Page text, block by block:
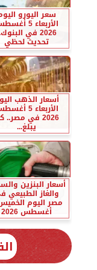
سعر اليورو
الأربعاء 5
2026 في
تحديث لحظي
أسعار الذهب
الأربعاء 5
2026 في مصر..
يبلغ...
أسعار البنزين
والغاز الطبيعي
أغسطس 2026